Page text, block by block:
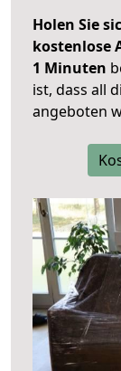
Holen Sie
kostenlose
1 Minuten
ist, dass all
angeboten